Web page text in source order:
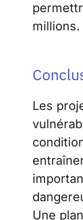
millions.
Les
Une